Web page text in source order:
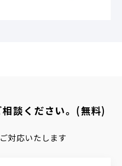
相談ください。(無料)
対応いたします